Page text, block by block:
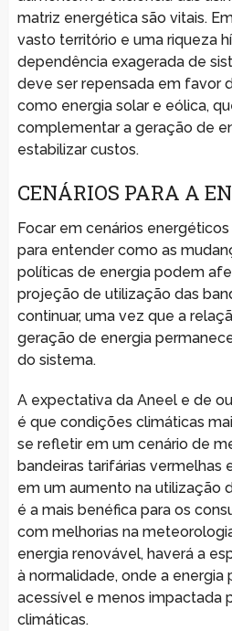
matriz energética são vitais.
vasto território e uma riqueza
dependência exagerada de
deve ser repensada em favor
como energia solar e eólica,
complementar a geração de
estabilizar custos.
CENÁRIOS PARA A
Focar em cenários
para entender como as
políticas de energia podem
projeção de utilização das
continuar, uma vez que a
geração de energia
do sistema.
A expectativa da Aneel e de
é que condições climáticas
se refletir em um cenário de
bandeiras tarifárias vermelhas
em um aumento na utilização
é a mais benéfica para os
com melhorias na
energia renovável, haverá a
à normalidade, onde a energia
acessível e menos impactada
climáticas.